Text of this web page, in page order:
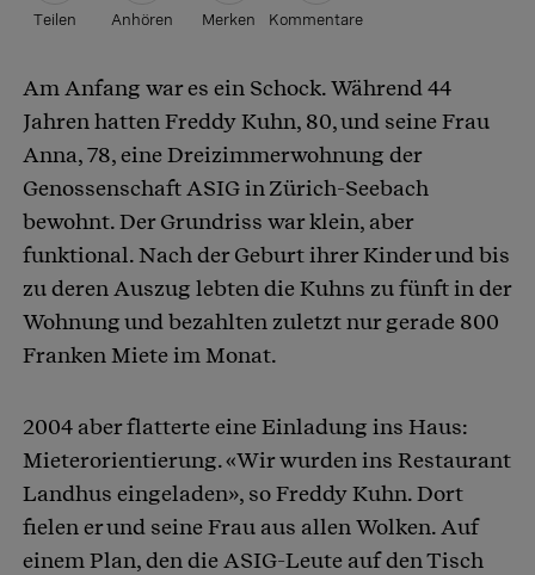
Teilen Anhören Merken Kommentare
Artikel teilen
Am Anfang war es ein Schock. Während 44
Jahren hatten Freddy Kuhn, 80, und seine Frau
Anna, 78, eine Dreizimmerwohnung der
Genossenschaft ASIG in Zürich-Seebach
bewohnt. Der Grundriss war klein, aber
funktional. Nach der Geburt ihrer Kinder und bis
zu deren Auszug lebten die Kuhns zu fünft in der
Wohnung und bezahlten zuletzt nur gerade 800
Franken Miete im Monat.
2004 aber flatterte eine Einladung ins Haus:
Mieterorientierung. «Wir wurden ins Restaurant
Landhus eingeladen», so Freddy Kuhn. Dort
fielen er und seine Frau aus allen Wolken. Auf
einem Plan, den die ASIG-Leute auf den Tisch